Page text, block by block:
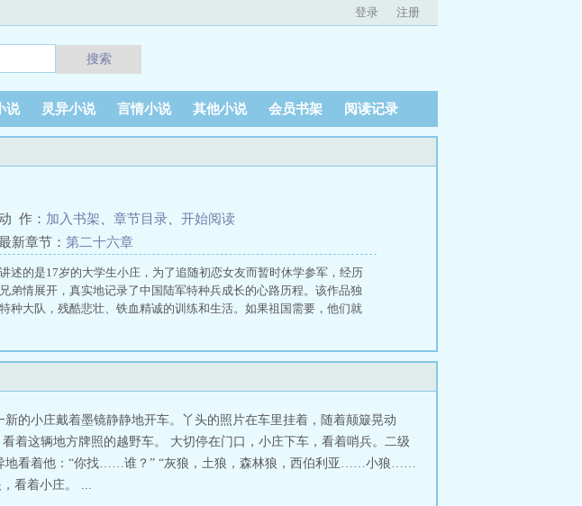
登录 注册
搜索
说 灵异小说 言情小说 其他小说 会员书架 阅读记录
作： 加入书架 章节目录
开始阅读
新章节： 第二十六章
述的是17岁的大学生小庄，为了追随初恋女友而暂时休学参军，经历
弟情展开，真实地记录了中国陆军特种兵成长的心路历程。该作品独
大队，残酷悲壮、铁血精诚的训练和生活。如果祖国需要，他们就
的小庄戴着墨镜静静地开车。丫头的照片在车里挂着，随着颠簸晃动
着这辆地方牌照的越野车。 大切停在门口，小庄下车，看着哨兵。二级
地看着他：“你找……谁？” “灰狼，土狼，森林狼，西伯利亚……小狼……
看着小庄。 ...